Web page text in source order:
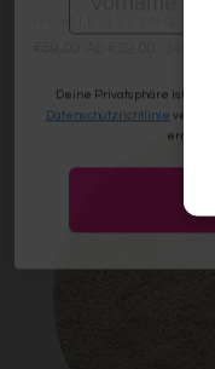
Deine Privatsphäre ist uns
Datenschutzrichtlinie